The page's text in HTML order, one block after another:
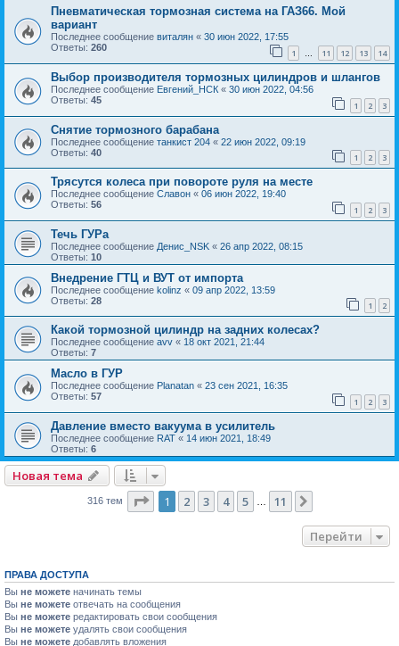
Пневматическая тормозная система на ГАЗ66. Мой
вариант
Последнее сообщение виталян « 30 июн 2022, 17:55
Ответы: 260 1 … 11 12 13 14
Выбор производителя тормозных цилиндров и шлангов
Последнее сообщение Евгений_НСК « 30 июн 2022, 04:56
Ответы: 45 1 2 3
Снятие тормозного барабана
Последнее сообщение танкист 204 « 22 июн 2022, 09:19
Ответы: 40 1 2 3
Трясутся колеса при повороте руля на месте
Последнее сообщение Славон « 06 июн 2022, 19:40
Ответы: 56 1 2 3
Течь ГУРа
Последнее сообщение Денис_NSK « 26 апр 2022, 08:15
Ответы: 10
Внедрение ГТЦ и ВУТ от импорта
Последнее сообщение kolinz « 09 апр 2022, 13:59
Ответы: 28 1 2
Какой тормозной цилиндр на задних колесах?
Последнее сообщение avv « 18 окт 2021, 21:44
Ответы: 7
Масло в ГУР
Последнее сообщение Planatan « 23 сен 2021, 16:35
Ответы: 57 1 2 3
Давление вместо вакуума в усилитель
Последнее сообщение RAT « 14 июн 2021, 18:49
Ответы: 6
Новая тема
316 тем Страница из 11
1 2 3 4 5 11
Перейти
ПРАВА ДОСТУПА
Вы не можете начинать темы
Вы не можете отвечать на сообщения
Вы не можете редактировать свои сообщения
Вы не можете удалять свои сообщения
Вы не можете добавлять вложения